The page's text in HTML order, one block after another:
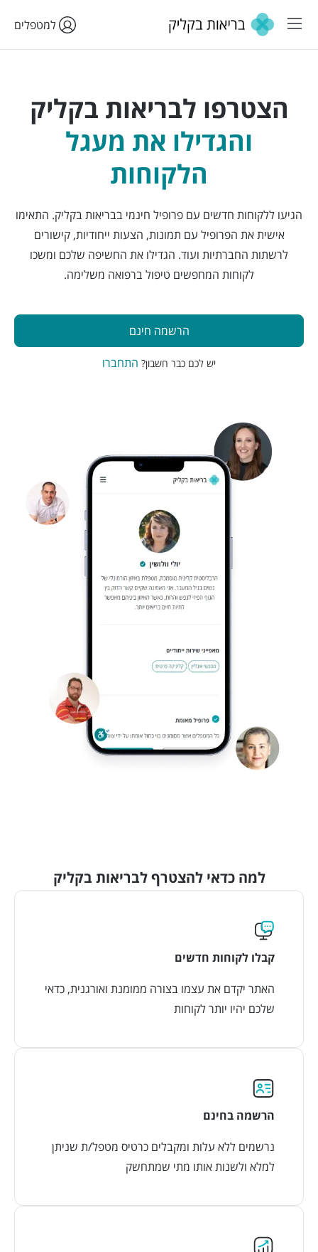
למטפלים
הצטרפו לבריאות בקליק
והגדילו את מעגל
הלקוחות
הגיעו ללקוחות חדשים עם פרופיל חינמי בבריאות בקליק. התאימו
אישית את הפרופיל עם תמונות, הצעות ייחודיות, קישורים
לרשתות החברתיות ועוד. הגדילו את החשיפה שלכם ומשכו
לקוחות המחפשים טיפול ברפואה משלימה.
הרשמה חינם
יש לכם כבר חשבון? התחברו
למה כדאי להצטרף לבריאות בקליק
קבלו לקוחות חדשים
האתר יקדם את עצמו בצורה ממומנת ואורגנית, כדאי
שלכם יהיו יותר לקוחות
הרשמה בחינם
נרשמים ללא עלות ומקבלים כרטיס מטפל/ת שניתן
למלא ולשנות אותו מתי שמתחשק